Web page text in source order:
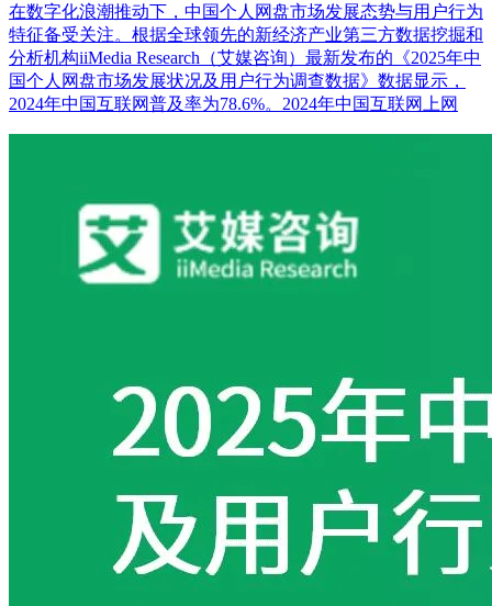
在数字化浪潮推动下，中国个人网盘市场发展态势与用户行为
特征备受关注。根据全球领先的新经济产业第三方数据挖掘和
分析机构iiMedia Research（艾媒咨询）最新发布的《2025年中
国个人网盘市场发展状况及用户行为调查数据》数据显示，
2024年中国互联网普及率为78.6%。2024年中国互联网上网